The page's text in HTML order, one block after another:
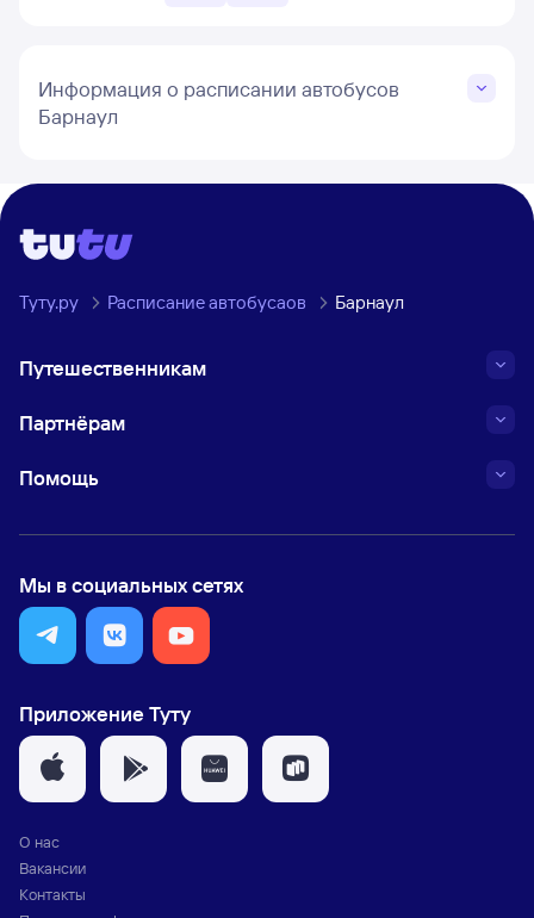
Информация о расписании автобусов
Барнаул
Туту.ру Расписание автобусаов Барнаул
Путешественникам
Партнёрам
Помощь
Мы в социальных сетях
Приложение Туту
О нас
Вакансии
Контакты